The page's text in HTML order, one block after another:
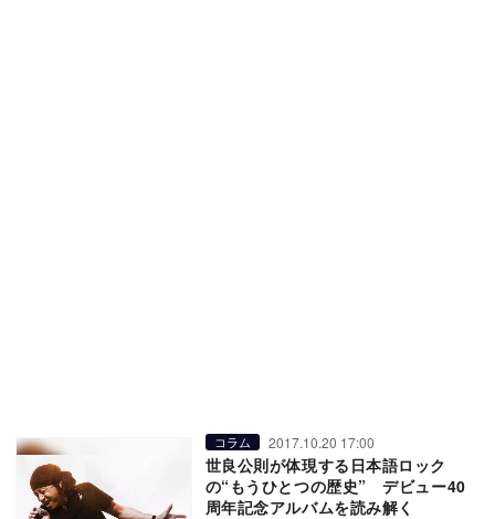
コラム 2017.10.20 17:00
世良公則が体現する日本語ロック
の“もうひとつの歴史” デビュー40
周年記念アルバムを読み解く